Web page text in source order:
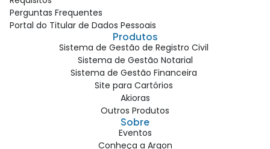
Perguntas Frequentes
Portal do Titular de Dados Pessoais
Produtos
Sistema de Gestão de Registro Civil
Sistema de Gestão Notarial
Sistema de Gestão Financeira
Site para Cartórios
Akioras
Outros Produtos
Sobre
Eventos
Conheça a Argon